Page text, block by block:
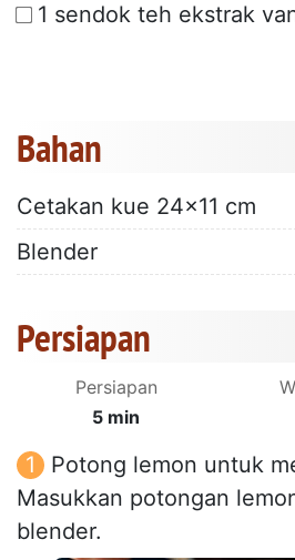
1 sendok teh ekstrak
Bahan
Cetakan kue 24x11 cm
Blender
Persiapan
Persiapan
5 min
Potong lemon untuk
Masukkan potongan
blender.